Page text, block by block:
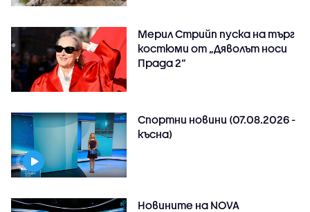
Мерил Стрийп пуска на търг
костюми от „Дяволът носи
Прада 2“
Спортни новини (07.08.2026 -
късна)
Новините на NOVA